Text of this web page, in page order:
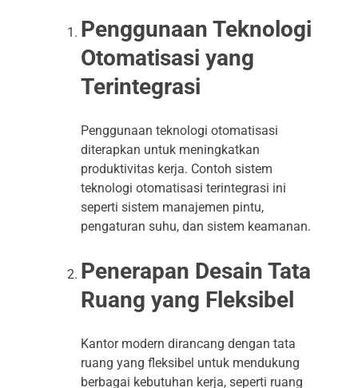
Penggunaan Teknologi
Otomatisasi yang
Terintegrasi
Penggunaan teknologi otomatisasi
diterapkan untuk meningkatkan
produktivitas kerja. Contoh sistem
teknologi otomatisasi terintegrasi ini
seperti sistem manajemen pintu,
pengaturan suhu, dan sistem keamanan.
Penerapan Desain Tata
Ruang yang Fleksibel
Kantor modern dirancang dengan tata
ruang yang fleksibel untuk mendukung
berbagai kebutuhan kerja, seperti ruang